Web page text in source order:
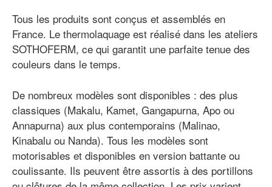
Tous les produits sont conçus et assemblés en
France. Le thermolaquage est réalisé dans les ateliers
SOTHOFERM, ce qui garantit une parfaite tenue des
couleurs dans le temps.
De nombreux modèles sont disponibles : des plus
classiques (Makalu, Kamet, Gangapurna, Apo ou
Annapurna) aux plus contemporains (Malinao,
Kinabalu ou Nanda). Tous les modèles sont
motorisables et disponibles en version battante ou
coulissante. Ils peuvent être assortis à des portillons